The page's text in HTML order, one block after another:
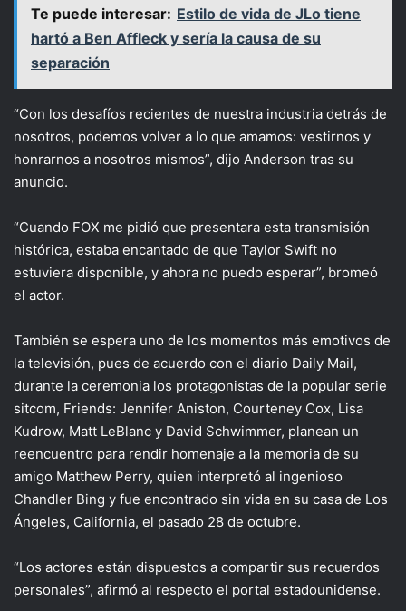
Te puede interesar: Estilo de vida de JLo tiene
hartó a Ben Affleck y sería la causa de su
separación
“Con los desafíos recientes de nuestra industria detrás de
nosotros, podemos volver a lo que amamos: vestirnos y
honrarnos a nosotros mismos”, dijo Anderson tras su
anuncio.
“Cuando FOX me pidió que presentara esta transmisión
histórica, estaba encantado de que Taylor Swift no
estuviera disponible, y ahora no puedo esperar”, bromeó
el actor.
También se espera uno de los momentos más emotivos de
la televisión, pues de acuerdo con el diario Daily Mail,
durante la ceremonia los protagonistas de la popular serie
sitcom, Friends: Jennifer Aniston, Courteney Cox, Lisa
Kudrow, Matt LeBlanc y David Schwimmer, planean un
reencuentro para rendir homenaje a la memoria de su
amigo Matthew Perry, quien interpretó al ingenioso
Chandler Bing y fue encontrado sin vida en su casa de Los
Ángeles, California, el pasado 28 de octubre.
“Los actores están dispuestos a compartir sus recuerdos
personales”, afirmó al respecto el portal estadounidense.